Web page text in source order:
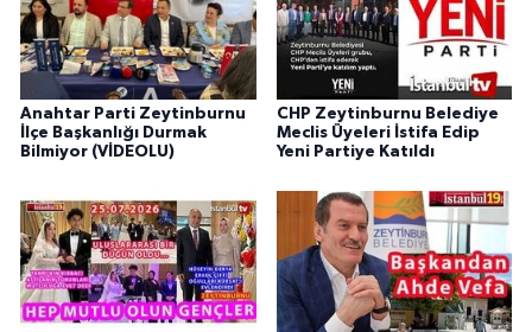
Anahtar Parti Zeytinburnu
İlçe Başkanlığı Durmak
Bilmiyor (VİDEOLU)
CHP Zeytinburnu Belediye
Meclis Üyeleri İstifa Edip
Yeni Partiye Katıldı